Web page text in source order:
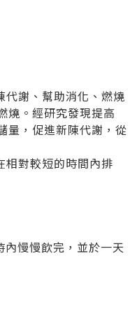
代謝、幫助消化、燃燒
燒。經研究發現提高
量，促進新陳代謝，從
相對較短的時間內排
慢慢飲完，並於一天